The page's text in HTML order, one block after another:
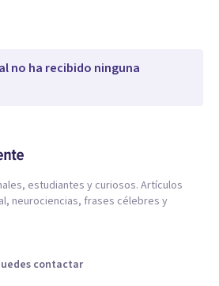
no ha recibido ninguna
estudiantes y curiosos. Artículos
neurociencias, frases célebres y
contactar